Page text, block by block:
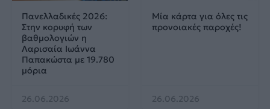
Πανελλαδικές 2026:
Στην κορυφή των
βαθμολογιών η
Λαρισαία Ιωάννα
Παπακώστα με 19.780
μόρια
26.06.2026
Μία κάρτα για όλες τις
προνοιακές παροχές!
26.06.2026